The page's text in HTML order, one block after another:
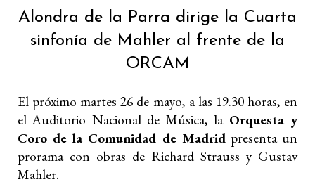
Alondra de la Parra dirige la Cuarta
sinfonía de Mahler al frente de la
ORCAM
El próximo martes 26 de mayo, a las 19.30 horas, en
el Auditorio Nacional de Música, la Orquesta y
Coro de la Comunidad de Madridpresenta un
prorama con obras de Richard Strauss y Gustav
Mahler.